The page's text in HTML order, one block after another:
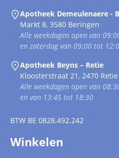
Apotheek Demeulenaere -
Markt 8, 3580 Beringen
Alle weekdagen open van
en zaterdag van 09:00 tot
Apotheek Beyns – Retie
Kloosterstraat 21, 2470 Retie
Alle weekdagen open van
en van 13:45 tot 18:30
BTW BE 0828.492.242
Winkelen